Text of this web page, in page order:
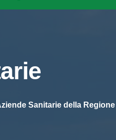
Sanitarie della Regione